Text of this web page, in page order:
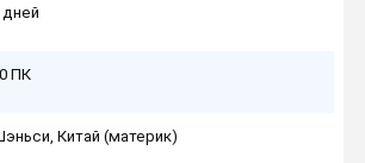
дней
ПК
Китай (материк)